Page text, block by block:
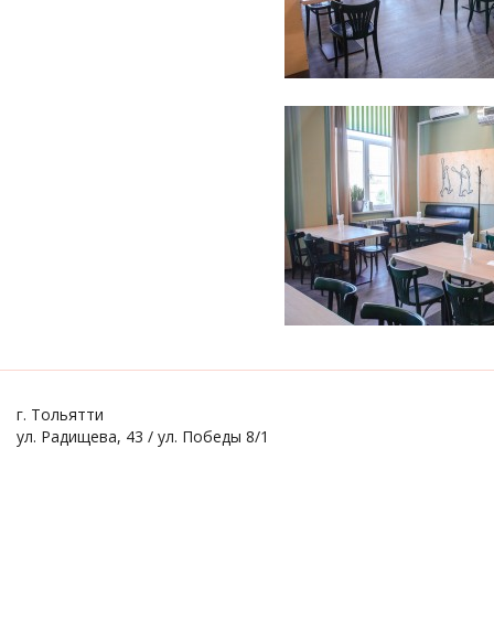
г. Тольятти
ул. Радищева, 43 / ул. Победы 8/1